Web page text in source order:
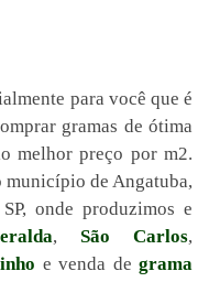
para você que é
gramas de ótima
melhor preço por m2.
município de Angatuba,
onde produzimos e
, São Carlos,
e venda degrama